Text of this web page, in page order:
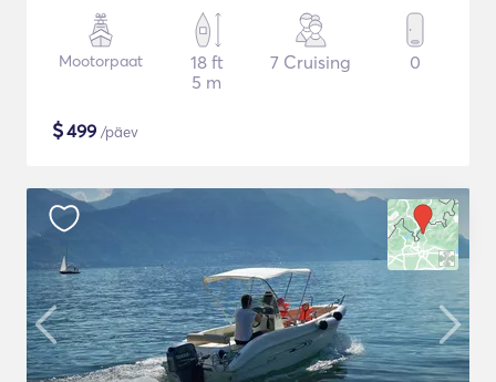
Mootorpaat
18 ft
5 m
7 Cruising 0
$499 /päev